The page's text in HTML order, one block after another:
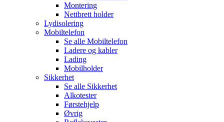
Montering
Nettbrett holder
Lydisolering
Mobiltelefon
Se alle Mobiltelefon
Ladere og kabler
Lading
Mobilholder
Sikkerhet
Se alle Sikkerhet
Alkotester
Førstehjelp
Øvrig